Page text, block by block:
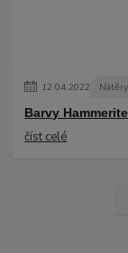
12.04.2022
Barvy
číst celé